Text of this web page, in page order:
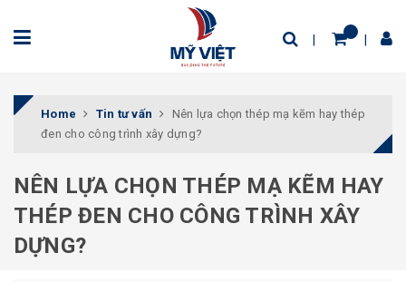
Home Tin tư vấn
Nên lựa chọn thép mạ kẽm hay thép
đen cho công trình xây dựng?
NÊN LỰA CHỌN THÉP MẠ KẼM HAY
THÉP ĐEN CHO CÔNG TRÌNH XÂY
DỰNG?